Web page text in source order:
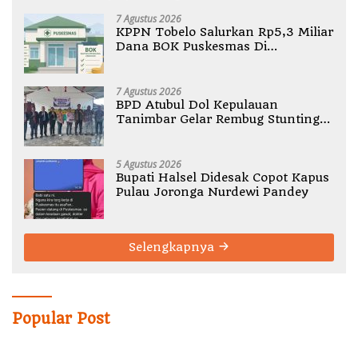
7 Agustus 2026
KPPN Tobelo Salurkan Rp5,3 Miliar
Dana BOK Puskesmas Di
7 Agustus 2026
BPD Atubul Dol Kepulauan
Tanimbar Gelar Rembug Stunting
5 Agustus 2026
Bupati Halsel Didesak Copot Kapus
Pulau Joronga Nurdewi Pandey
Selengkapnya
Popular Post